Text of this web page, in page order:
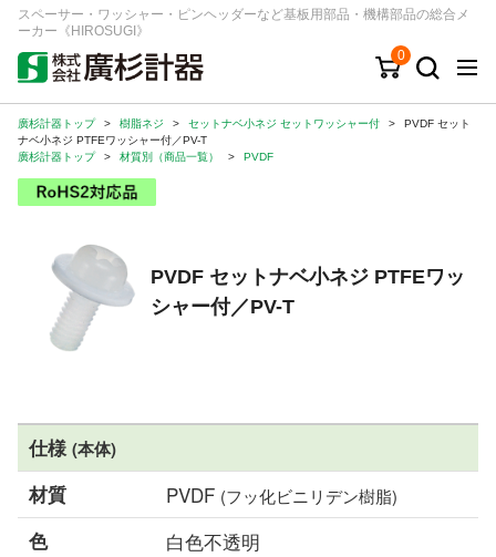
スペーサー・ワッシャー・ピンヘッダーなど基板用部品・機構部品の総合メ
ーカー《HIROSUGI》
0
キーワード 品番/シリーズ
商品カテゴリから探す
ジャンルから探す
シリーズから探す
ログイン
お問い合わせ窓口
廣杉計器トップ > 樹脂ネジ > セットナベ小ネジ セットワッシャー付 >
PVDF セット
ナベ小ネジ PTFEワッシャー付／PV-T
廣杉計器トップ
> 材質別（商品一覧） > PVDF
PVDF セットナベ小ネジ PTFEワッ
シャー付／PV-T
仕様(本体)
材質 PVDF (フッ化ビニリデン樹脂)
色 白色不透明